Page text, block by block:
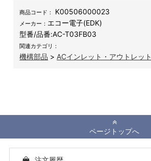
商品コード： K00506000023
メーカー： エコー電子(EDK)
型番/品番:AC-T03FB03
関連カテゴリ：
機構部品 > ACインレット・アウトレット
ページトップへ